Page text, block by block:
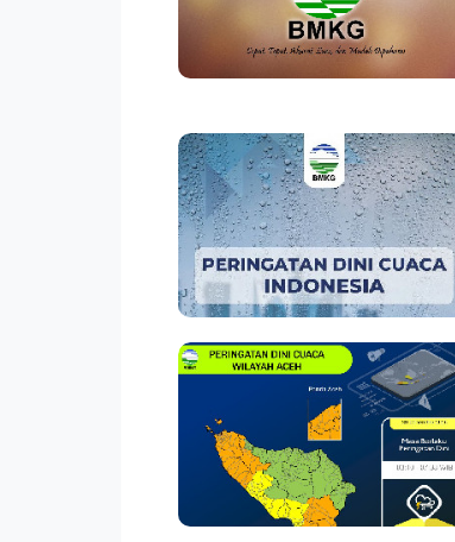
menyusul prakiraan cuaca
ke depan.
dalam zona kewaspadaan